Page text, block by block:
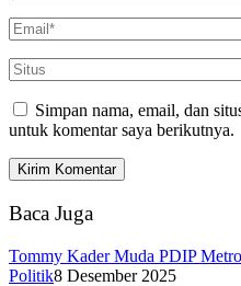
Simpan nama, email, dan
untuk komentar saya berikutnya.
Baca Juga
Tommy Kader Muda PDIP
Politik8 Desember 2025